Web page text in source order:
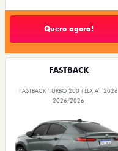
Quero agora!
FASTBACK
FASTBACK TURBO 200 FLEX AT 2026
2026/2026